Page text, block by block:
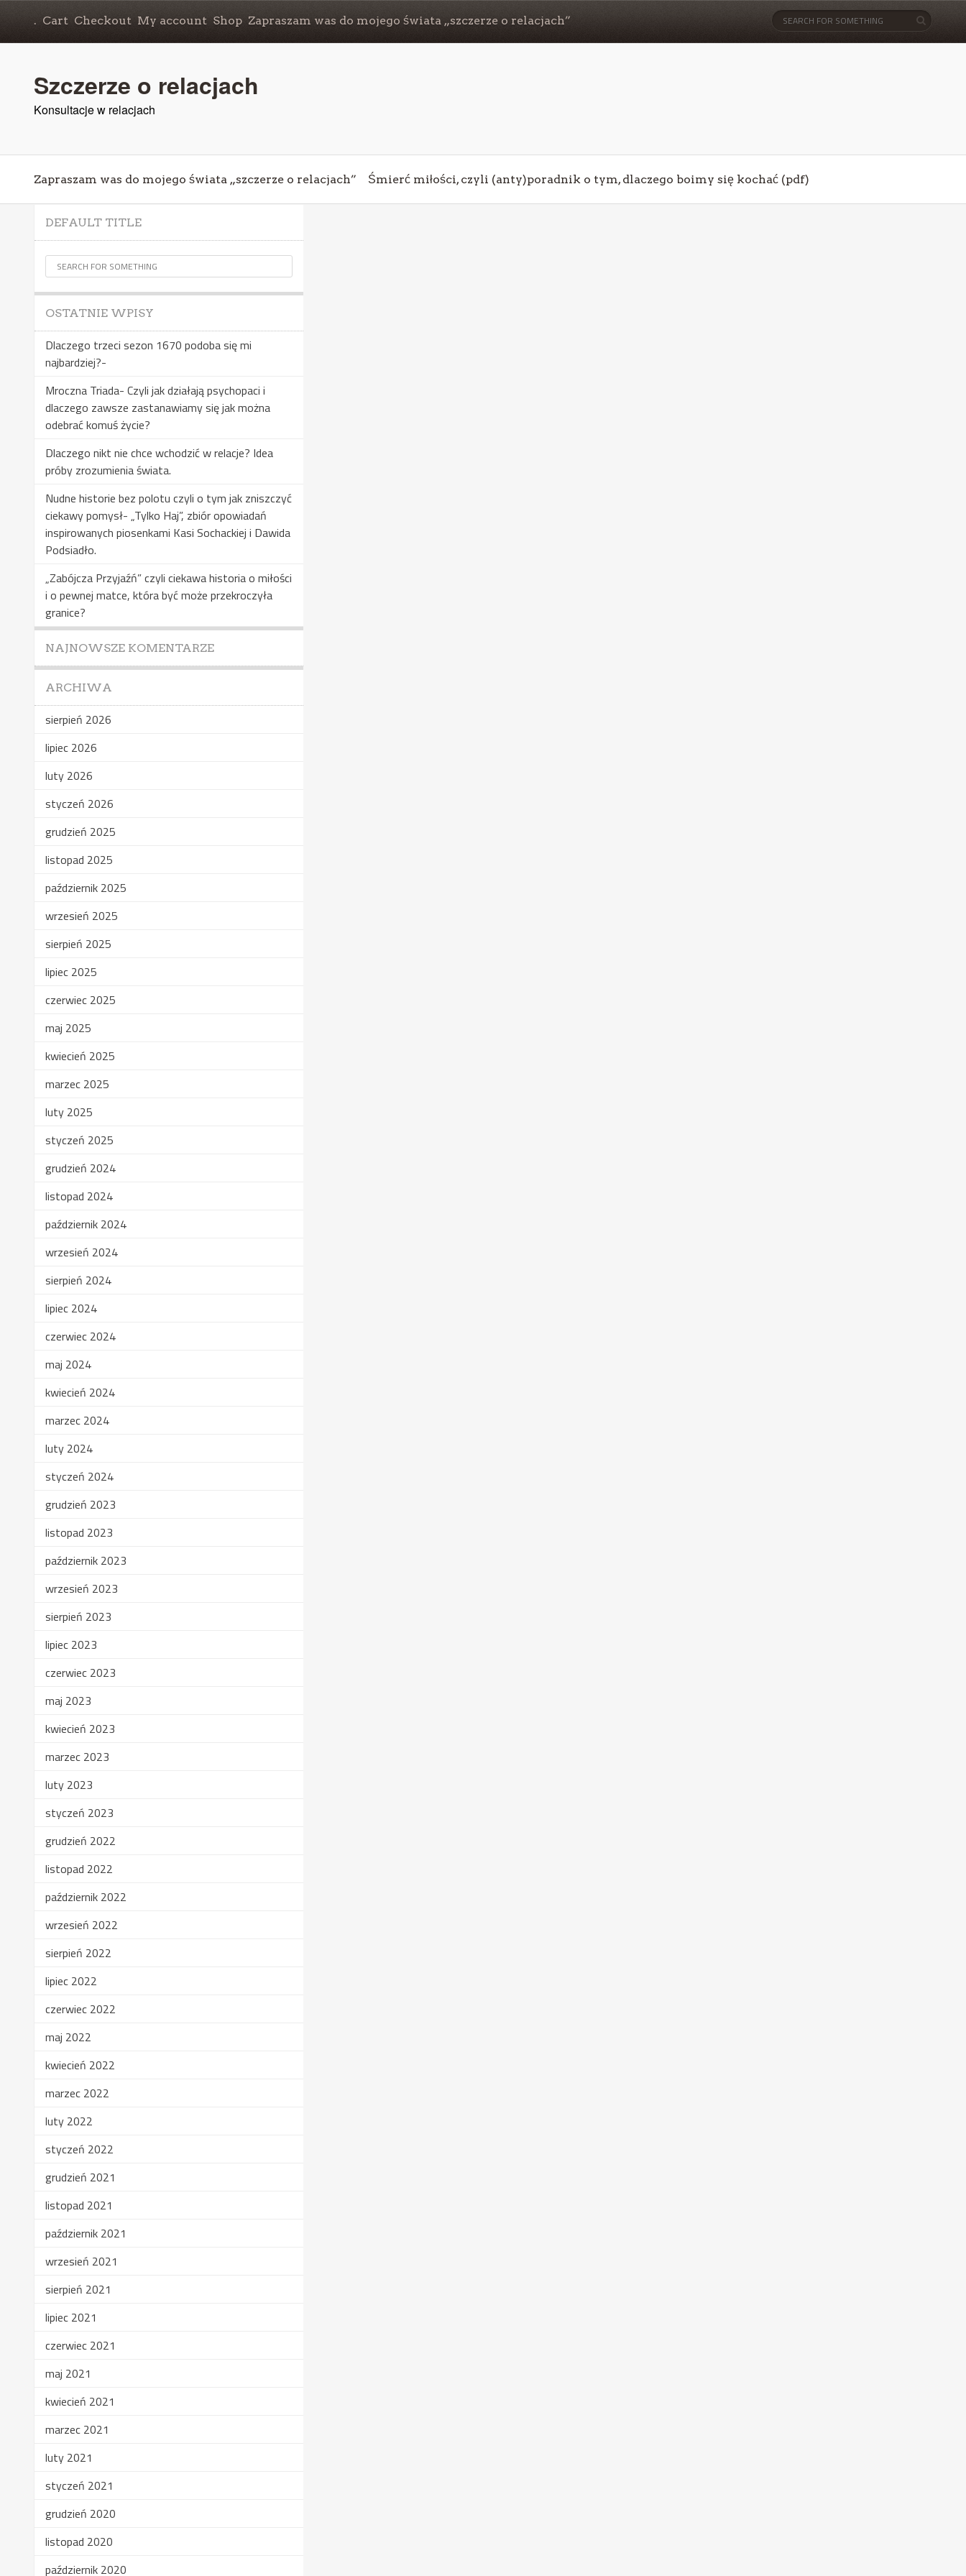
. Cart Checkout My account Shop Zapraszam was do mojego świata „szczerze o relacjach”
Szczerze o relacjach
Konsultacje w relacjach
Zapraszam was do mojego świata „szczerze o relacjach” Śmierć miłości, czyli (anty)poradnik o tym, dlaczego boimy się kochać (pdf)
DEFAULT TITLE
OSTATNIE WPISY
Dlaczego trzeci sezon 1670 podoba się mi
najbardziej?-
Mroczna Triada- Czyli jak działają psychopaci i
dlaczego zawsze zastanawiamy się jak można
odebrać komuś życie?
Dlaczego nikt nie chce wchodzić w relacje? Idea
próby zrozumienia świata.
Nudne historie bez polotu czyli o tym jak zniszczyć
ciekawy pomysł- „Tylko Haj”, zbiór opowiadań
inspirowanych piosenkami Kasi Sochackiej i Dawida
Podsiadło.
„Zabójcza Przyjaźń” czyli ciekawa historia o miłości
i o pewnej matce, która być może przekroczyła
granice?
NAJNOWSZE KOMENTARZE
ARCHIWA
sierpień 2026
lipiec 2026
luty 2026
styczeń 2026
grudzień 2025
listopad 2025
październik 2025
wrzesień 2025
sierpień 2025
lipiec 2025
czerwiec 2025
maj 2025
kwiecień 2025
marzec 2025
luty 2025
styczeń 2025
grudzień 2024
listopad 2024
październik 2024
wrzesień 2024
sierpień 2024
lipiec 2024
czerwiec 2024
maj 2024
kwiecień 2024
marzec 2024
luty 2024
styczeń 2024
grudzień 2023
listopad 2023
październik 2023
wrzesień 2023
sierpień 2023
lipiec 2023
czerwiec 2023
maj 2023
kwiecień 2023
marzec 2023
luty 2023
styczeń 2023
grudzień 2022
listopad 2022
październik 2022
wrzesień 2022
sierpień 2022
lipiec 2022
czerwiec 2022
maj 2022
kwiecień 2022
marzec 2022
luty 2022
styczeń 2022
grudzień 2021
listopad 2021
październik 2021
wrzesień 2021
sierpień 2021
lipiec 2021
czerwiec 2021
maj 2021
kwiecień 2021
marzec 2021
luty 2021
styczeń 2021
grudzień 2020
listopad 2020
październik 2020